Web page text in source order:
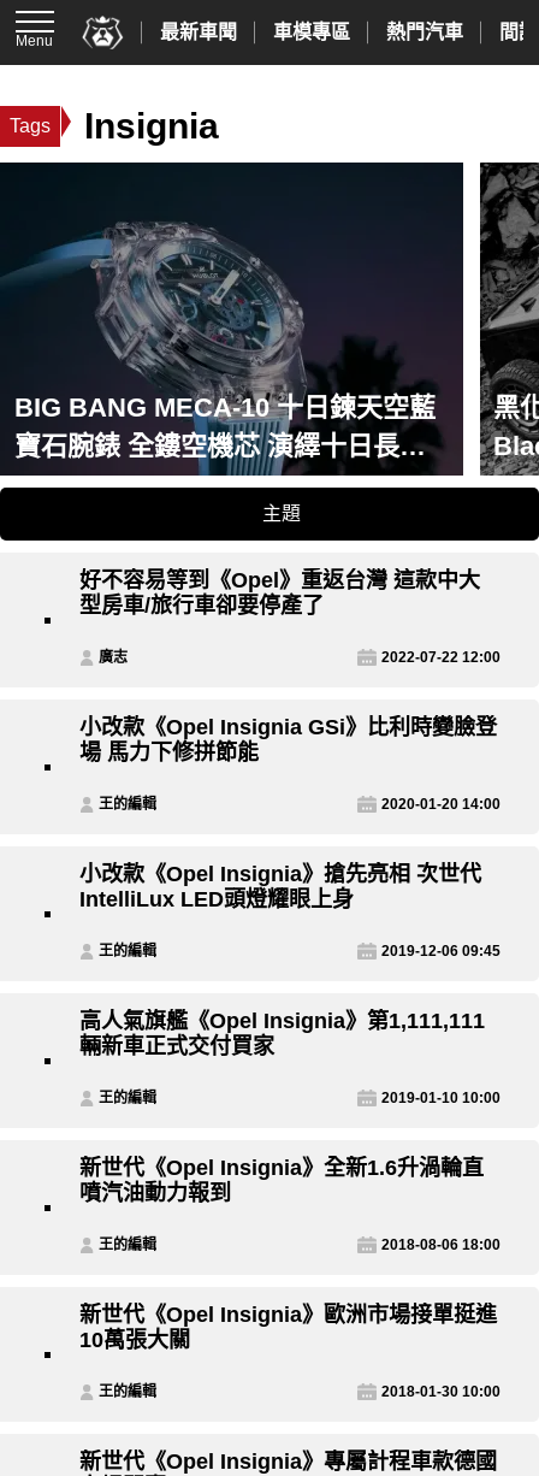
Menu 最新車聞 車模專區 熱門汽車 間
Tags Insignia
BIG BANG MECA-10 十日鍊天空藍
寶石腕錶 全鏤空機芯 演繹十日長動
能的機械美學
黑
主題
好不容易等到《Opel》重返台灣 這款中大
型房車/旅行車卻要停產了
廣志 2022-07-22 12:00
小改款《Opel Insignia GSi》比利時變臉登
場 馬力下修拼節能
王的編輯 2020-01-20 14:00
小改款《Opel Insignia》搶先亮相 次世代
IntelliLux LED頭燈耀眼上身
王的編輯 2019-12-06 09:45
高人氣旗艦《Opel Insignia》第1,111,111
輛新車正式交付買家
王的編輯 2019-01-10 10:00
新世代《Opel Insignia》全新1.6升渦輪直
噴汽油動力報到
王的編輯 2018-08-06 18:00
新世代《Opel Insignia》歐洲市場接單挺進
10萬張大關
王的編輯 2018-01-30 10:00
新世代《Opel Insignia》專屬計程車款德國